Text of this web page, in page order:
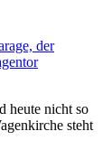
heute nicht so
steht